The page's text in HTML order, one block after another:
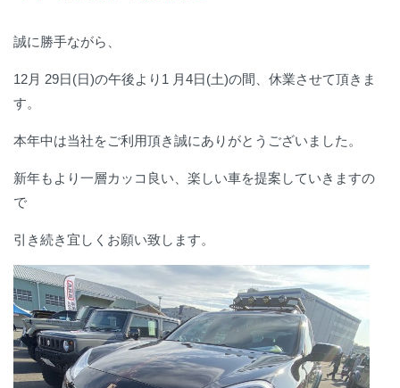
誠に勝手ながら、
12月 29日(日)の午後より1 月4日(土)の間 、休業させて頂きま
す。
本年中は当社をご利用頂き誠にありがとうございました。
新年もより一層カッコ良い、楽しい車を提案していきますの
で
引き続き宜しくお願い致します。